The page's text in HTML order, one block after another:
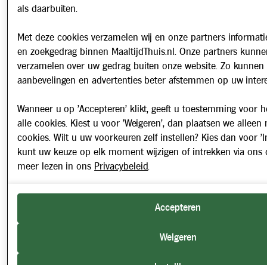
als daarbuiten.
Met deze cookies verzamelen wij en onze partners
en zoekgedrag binnen MaaltijdThuis.nl. Onze partners
verzamelen over uw gedrag buiten onze website. Zo kunnen
aanbevelingen en advertenties beter afstemmen op uw
Wanneer u op 'Accepteren' klikt, geeft u toestemming voor
alle cookies. Kiest u voor 'Weigeren', dan plaatsen we alleen
cookies. Wilt u uw voorkeuren zelf instellen? Kies dan voor
kunt uw keuze op elk moment wijzigen of intrekken via ons
meer lezen in ons Privacybeleid.
Accepteren
Weigeren